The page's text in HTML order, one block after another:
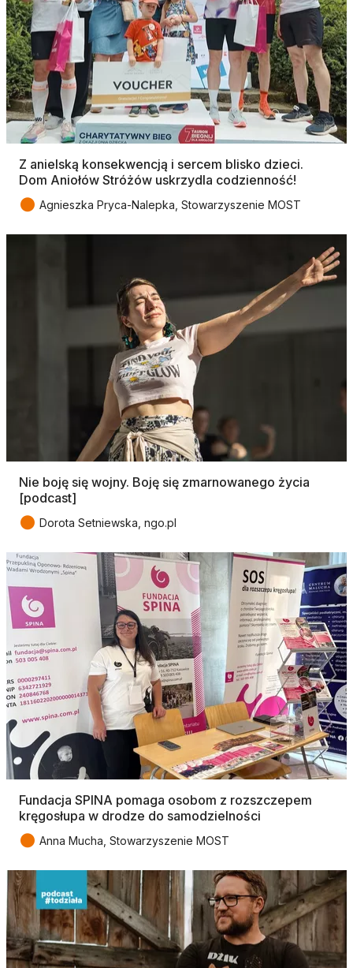
Z anielską konsekwencją i sercem blisko dzieci.
Dom Aniołów Stróżów uskrzydla codzienność!
● Agnieszka Pryca-Nalepka, Stowarzyszenie MOST
Nie boję się wojny. Boję się zmarnowanego życia
[podcast]
● Dorota Setniewska, ngo.pl
Fundacja SPINA pomaga osobom z rozszczepem
kręgosłupa w drodze do samodzielności
● Anna Mucha, Stowarzyszenie MOST